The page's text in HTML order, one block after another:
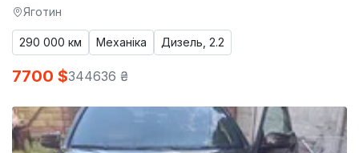
Яготин
290 000 км Механіка Дизель, 2.2
7700 $344636 ₴